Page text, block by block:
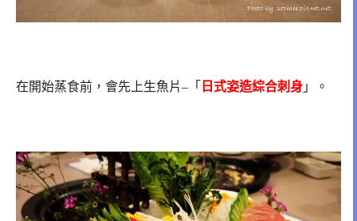
在開始蒸食前，會先上生魚片–「 日式姿造綜合刺身 」。